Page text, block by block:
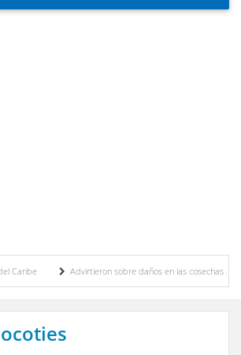
sobre daños en las cosechas de los Andes ante